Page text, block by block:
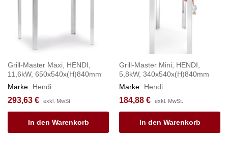
Grill-Master Maxi, HENDI,
11,6kW, 650x540x(H)840mm
Marke: Hendi
293,63 € exkl. MwSt.
In den Warenkorb
Grill-Master Mini, HENDI,
5,8kW, 340x540x(H)840mm
Marke: Hendi
184,88 € exkl. MwSt.
In den Warenkorb